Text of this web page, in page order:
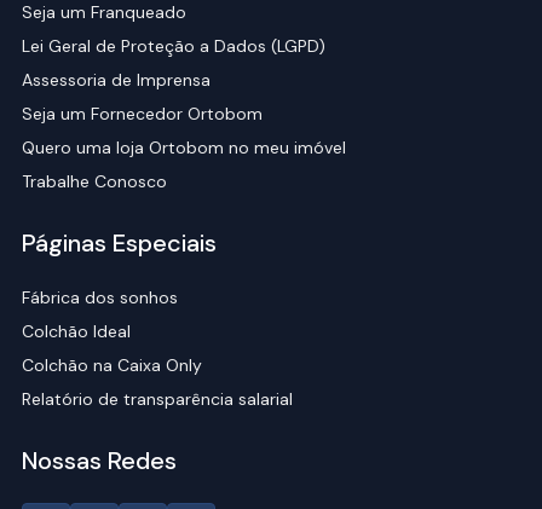
Seja um Franqueado
Lei Geral de Proteção a Dados (LGPD)
Assessoria de Imprensa
Seja um Fornecedor Ortobom
Quero uma loja Ortobom no meu imóvel
Trabalhe Conosco
Páginas Especiais
Fábrica dos sonhos
Colchão Ideal
Colchão na Caixa Only
Relatório de transparência salarial
Nossas Redes